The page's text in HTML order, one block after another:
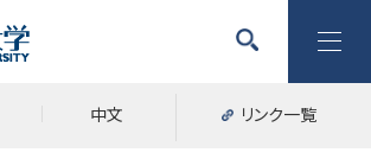
中文 リンク一覧